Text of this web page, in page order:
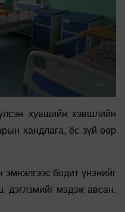
хувшийн хэвшлийн
хандлага, ёс зүй өөр
бодит үнэнийг
дэглэмийг мэдэж авсан.